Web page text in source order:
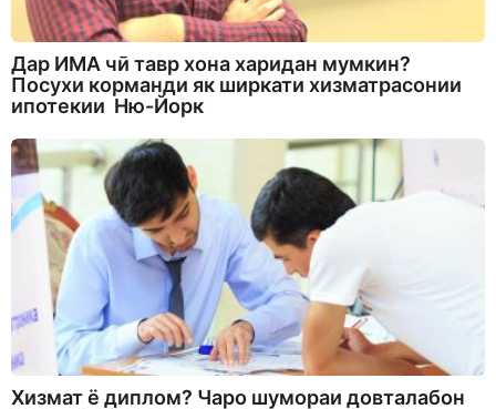
Дар ИМА чӣ тавр хона харидан мумкин?
Посухи корманди як ширкати хизматрасонии
ипотекии Ню-Йорк
Хизмат ё диплом? Чаро шумораи довталабон